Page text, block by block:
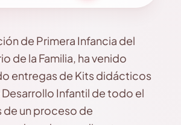
de Primera Infancia del
de la Familia, ha venido
entregas de Kits didácticos
Infantil de todo el
de un proceso de